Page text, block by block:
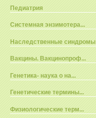
Педиатрия
Системная энзимотера...
Наследственные синдромы
Вакцины. Вакцинопроф...
Генетика- наука о на...
Генетические термины...
Физиологические терм...